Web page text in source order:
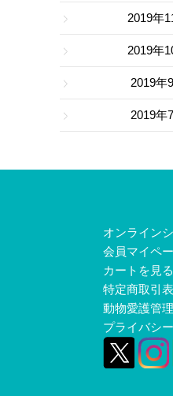
2019年
2019年
2019年
2019年
オンライン
会員マイペ
カートを見る
特定商取引
動物愛護管
プライバシ